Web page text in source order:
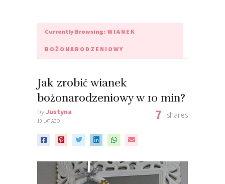
Currently Browsing: WIANEK
BOŻONARODZENIOWY
Jak zrobić wianek
bożonarodzeniowy w 10 min?
byJustyna
10 LAT AGO 7 shares